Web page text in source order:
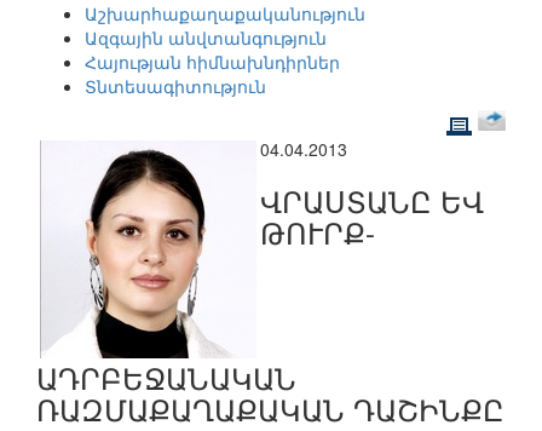
Աշխարհաքաղաքականություն
Ազգային անվտանգություն
Հայության հիմնախնդիրներ
Տնտեսագիտություն
04.04.2013
ՎՐԱՍՏԱՆԸ ԵՎ
ԹՈՒՐՔ-
ԱԴՐԲԵՋԱՆԱԿԱՆ
ՌԱԶՄԱՔԱՂԱՔԱԿԱՆ ԴԱՇԻՆՔԸ